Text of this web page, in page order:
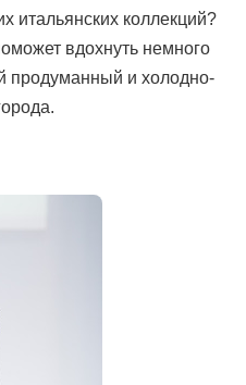
итальянских коллекций?
вдохнуть немного
продуманный и холодно-